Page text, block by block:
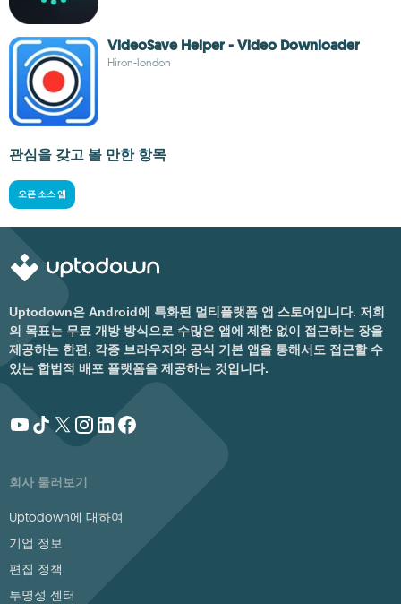
VideoSave Helper - Video Downloader
Hiron-london
관심을 갖고 볼 만한 항목
오픈 소스 앱
Uptodown은 Android에 특화된 멀티플랫폼 앱 스토어입니다. 저희
의 목표는 무료 개방 방식으로 수많은 앱에 제한 없이 접근하는 장을
제공하는 한편, 각종 브라우저와 공식 기본 앱을 통해서도 접근할 수
있는 합법적 배포 플랫폼을 제공하는 것입니다.
회사 둘러보기
Uptodown에 대하여
기업 정보
편집 정책
투명성 센터